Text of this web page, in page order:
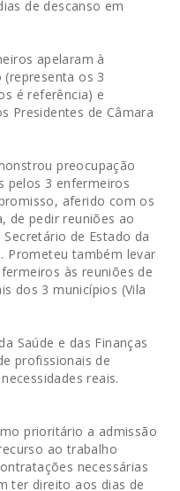
de descanso em
apelaram à
os 3
é referência) e
Presidentes de Câmara
preocupação
pelos 3 enfermeiros
aferido com os
de pedir reuniões ao
Secretário de Estado da
Prometeu também levar
às reuniões de
dos 3 municípios (Vila
Saúde e das Finanças
profissionais de
reais.
prioritário a admissão
ao trabalho
necessárias
ter direito aos dias de